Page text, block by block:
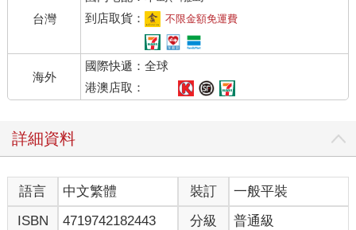
台灣
到店取貨：
不限金額免運費
海外
國際快遞：全球
港澳店取：
詳細資料
語言 中文繁體 裝訂
一般平裝
ISBN
4719742182443 分級 普通級